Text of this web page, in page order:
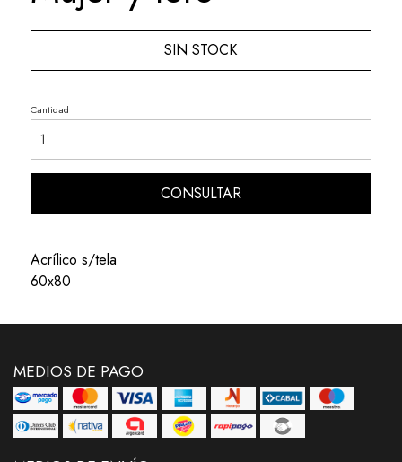
SIN STOCK
Cantidad
CONSULTAR
Acrílico s/tela
60x80
MEDIOS DE PAGO